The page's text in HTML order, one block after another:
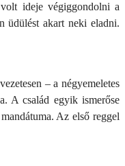
ideje végiggondolni a
üdülést akart neki eladni.
– a négyemeletes
A család egyik ismerőse
Az első reggel